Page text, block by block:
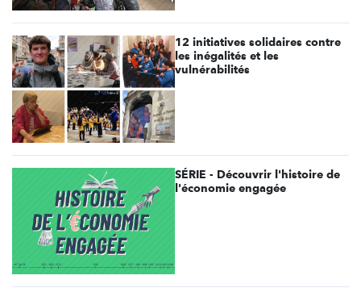
12 initiatives solidaires contre
les inégalités et les
vulnérabilités
SÉRIE - Découvrir l'histoire de
l'économie engagée